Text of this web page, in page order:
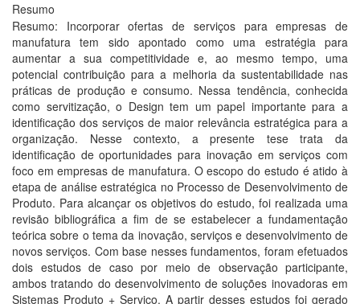
Resumo
Resumo: Incorporar ofertas de serviços para empresas de
manufatura tem sido apontado como uma estratégia para
aumentar a sua competitividade e, ao mesmo tempo, uma
potencial contribuição para a melhoria da sustentabilidade nas
práticas de produção e consumo. Nessa tendência, conhecida
como servitização, o Design tem um papel importante para a
identificação dos serviços de maior relevância estratégica para a
organização. Nesse contexto, a presente tese trata da
identificação de oportunidades para inovação em serviços com
foco em empresas de manufatura. O escopo do estudo é atido à
etapa de análise estratégica no Processo de Desenvolvimento de
Produto. Para alcançar os objetivos do estudo, foi realizada uma
revisão bibliográfica a fim de se estabelecer a fundamentação
teórica sobre o tema da inovação, serviços e desenvolvimento de
novos serviços. Com base nesses fundamentos, foram efetuados
dois estudos de caso por meio de observação participante,
ambos tratando do desenvolvimento de soluções inovadoras em
Sistemas Produto + Serviço. A partir desses estudos foi gerado